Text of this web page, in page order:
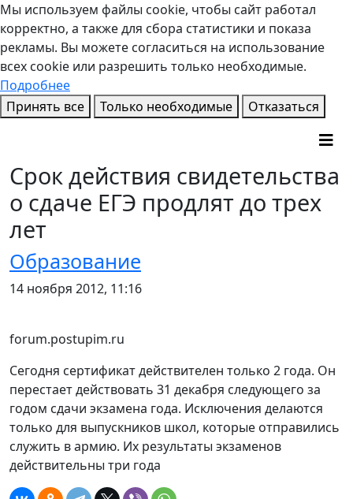
Мы используем файлы cookie, чтобы сайт работал
корректно, а также для сбора статистики и показа
рекламы. Вы можете согласиться на использование
всех cookie или разрешить только необходимые.
Подробнее
Принять все
Только необходимые Отказаться
Срок действия свидетельства
о сдаче ЕГЭ продлят до трех
лет
Образование
14 ноября 2012, 11:16
forum.postupim.ru
Сегодня сертификат действителен только 2 года. Он
перестает действовать 31 декабря следующего за
годом сдачи экзамена года. Исключения делаются
только для выпускников школ, которые отправились
служить в армию. Их результаты экзаменов
действительны три года